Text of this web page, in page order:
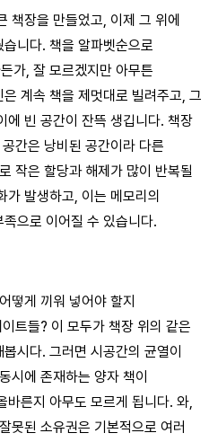
책장을 만들었고, 이제 그 위에
니다. 책을 알파벳순으로
가, 잘 모르겠지만 아무튼
계속 책을 제멋대로 빌려주고, 그
에 빈 공간이 잔뜩 생깁니다. 책장
간은 낭비된 공간이라 다른
작은 할당과 해제가 많이 반복될
발생하고, 이는 메모리의
으로 이어질 수 있습니다.
떻게 끼워 넣어야 할지
트들? 이 모두가 책장 위의 같은
시다. 그러면 시공간의 균열이
시에 존재하는 양자 책이
른지 아무도 모르게 됩니다. 와,
못된 소유권은 기본적으로 여러